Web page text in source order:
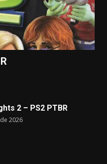
2 – PS2 PTBR
2026